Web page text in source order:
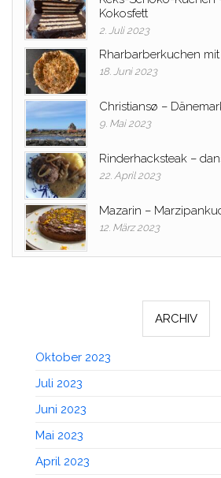
Kokosfett
2. Juli 2023
Rharbarberkuchen mit
18. Juni 2023
Christiansø –
9. Mai 2023
Rinderhacksteak –
22. April 2023
Mazarin –
12. März 2023
ARCHIV
Oktober 2023
Juli 2023
Juni 2023
Mai 2023
April 2023